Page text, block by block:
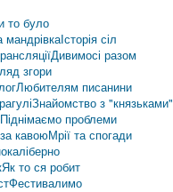
то було
мандрівкаІсторія сіл
Дивимосі разом
згори
Любителям писанини
Знайомство з "князьками"
Піднімаємо проблеми
кавоюМрії та спогади
Як то ся робит
Фестивалимо